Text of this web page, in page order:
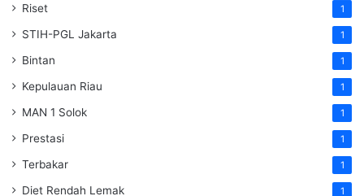
Riset 1
STIH-PGL Jakarta 1
Bintan 1
Kepulauan Riau 1
MAN 1 Solok 1
Prestasi 1
Terbakar 1
Diet Rendah Lemak 1